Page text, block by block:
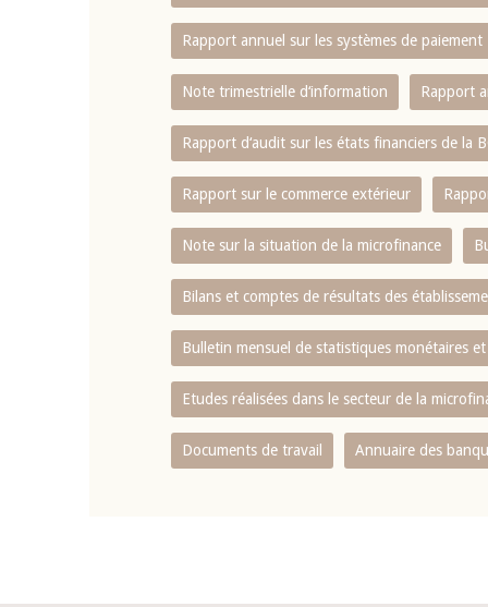
Rapport annuel sur les systèmes de paiement
Note trimestrielle d‘information Rapport
Rapport d‘audit sur les états financiers de la
Rapport sur le commerce extérieur
Note sur la situation de la microfinance
Bilans et comptes de résultats des
Bulletin mensuel de statistiques monétaires
Etudes réalisées dans le secteur de la
Documents de travail Annuaire des